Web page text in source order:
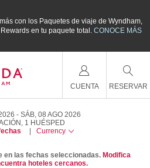
con los Paquetes de viaje de Wyndham,
en tu paquete total.CONOCE MÁS
CUENTA RESERVAR
SÁB, 08 AGO 2026
, 1 HUÉSPED
Currency
en las fechas seleccionadas. Modifica
hoteles cercanos.